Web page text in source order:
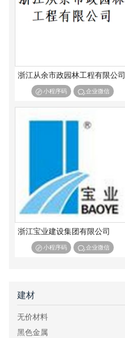
港口与航道工程施工总承包特级
港口与航道工程施工总承包二级
冶金工程施工总承包特级
冶金工程施工总承包二级
石油化工工程施工总承包特级
通信工程施工总承包一级
浙江从余市政园林工程有限公司
小程序码 企业微信
浙江宝业建设集团有限公司
小程序码 企业微信
建材
无价材料
黑色金属